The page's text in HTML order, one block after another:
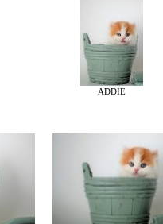
ÄDDIE